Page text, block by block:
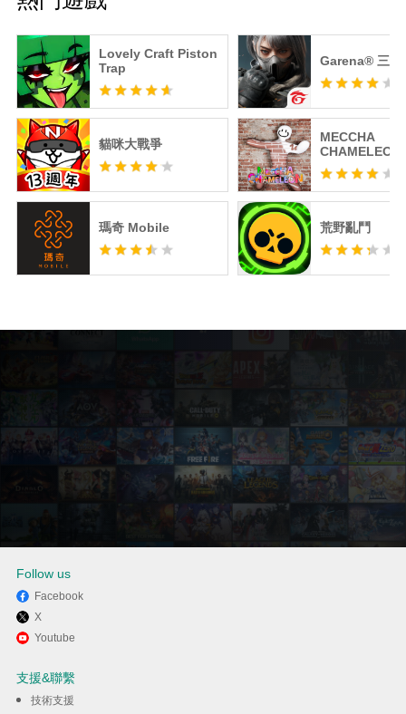
Lovely Craft Piston
Trap
貓咪大戰爭
瑪奇 Mobile
Garena® 三角
MECCHA
CHAMELEON
荒野亂鬥
透過逍遙享受在電腦上玩Anime
Follow us
Facebook
X
Youtube
支援&聯繫
技術支援